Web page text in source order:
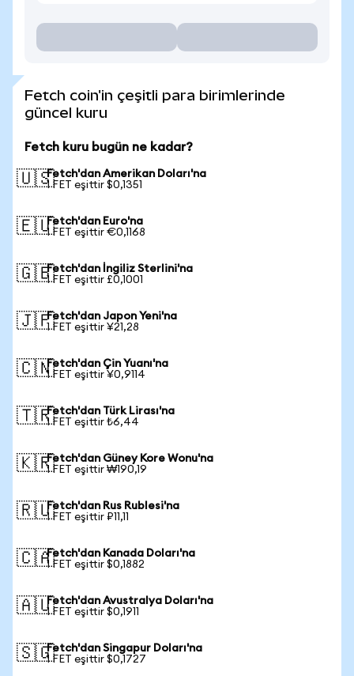
Fetch coin'in çeşitli para birimlerinde
güncel kuru
Fetch kuru bugün ne kadar?
🇺🇸Fetch'dan Amerikan Doları'na
1 FET eşittir $0,1351
🇪🇺Fetch'dan Euro'na
1 FET eşittir €0,1168
🇬🇧Fetch'dan İngiliz Sterlini'na
1 FET eşittir £0,1001
🇯🇵Fetch'dan Japon Yeni'na
1 FET eşittir ¥21,28
🇨🇳Fetch'dan Çin Yuanı'na
1 FET eşittir ¥0,9114
🇹🇷Fetch'dan Türk Lirası'na
1 FET eşittir ₺6,44
🇰🇷Fetch'dan Güney Kore Wonu'na
1 FET eşittir ₩190,19
🇷🇺Fetch'dan Rus Rublesi'na
1 FET eşittir ₽11,11
🇨🇦Fetch'dan Kanada Doları'na
1 FET eşittir $0,1882
🇦🇺Fetch'dan Avustralya Doları'na
1 FET eşittir $0,1911
🇸🇬Fetch'dan Singapur Doları'na
1 FET eşittir $0,1727